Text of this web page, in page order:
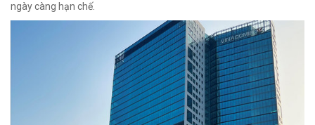
ngày càng hạn chế.